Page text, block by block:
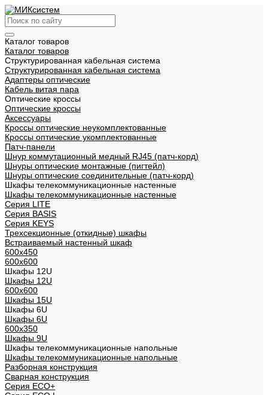
Каталог товаров
Каталог товаров
Структурированная кабельная система
Структурированная кабельная система
Адаптеры оптические
Кабель витая пара
Оптические кроссы
Оптические кроссы
Аксессуары
Кроссы оптические неукомплектованные
Кроссы оптические укомплектованные
Патч-панели
Шнур коммутационный медный RJ45 (патч-корд)
Шнуры оптические монтажные (пигтейл)
Шнуры оптические соединительные (патч-корд)
Шкафы телекоммуникационные настенные
Шкафы телекоммуникационные настенные
Cерия LITE
Cерия BASIS
Cерия KEYS
Трехсекционные (откидные) шкафы
Встраиваемый настенный шкаф
600x450
600x600
Шкафы 12U
Шкафы 12U
600x600
Шкафы 15U
Шкафы 6U
Шкафы 6U
600x350
Шкафы 9U
Шкафы телекоммуникационные напольные
Шкафы телекоммуникационные напольные
Разборная конструкция
Сварная конструкция
Серия ECO+